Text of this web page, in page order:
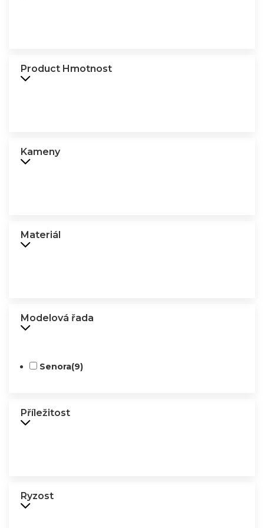
Product Hmotnost
Kameny
Materiál
Modelová řada
Senora(9)
Příležitost
Ryzost